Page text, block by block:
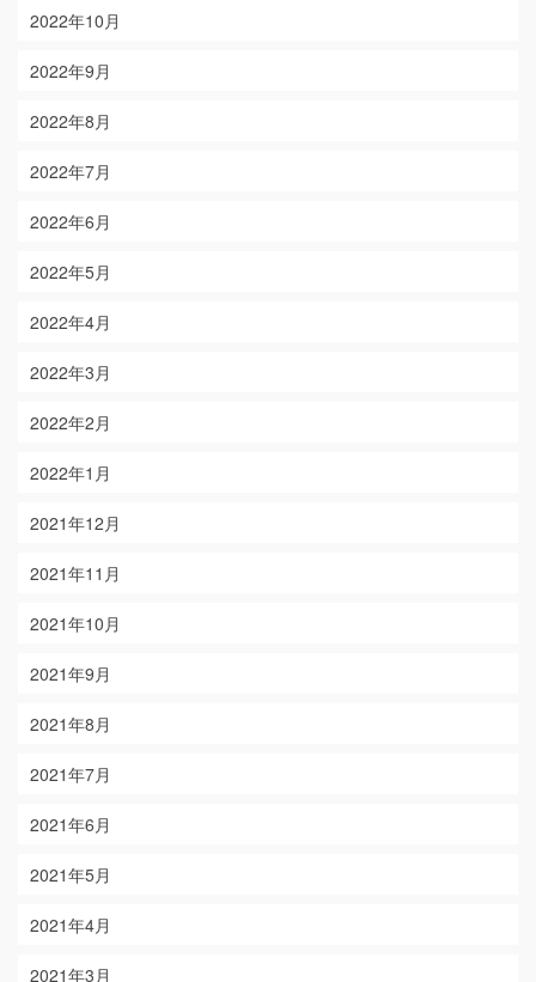
2022年10月
2022年9月
2022年8月
2022年7月
2022年6月
2022年5月
2022年4月
2022年3月
2022年2月
2022年1月
2021年12月
2021年11月
2021年10月
2021年9月
2021年8月
2021年7月
2021年6月
2021年5月
2021年4月
2021年3月